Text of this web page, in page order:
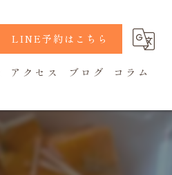
LINE予約はこちら
アクセス ブログ コラム